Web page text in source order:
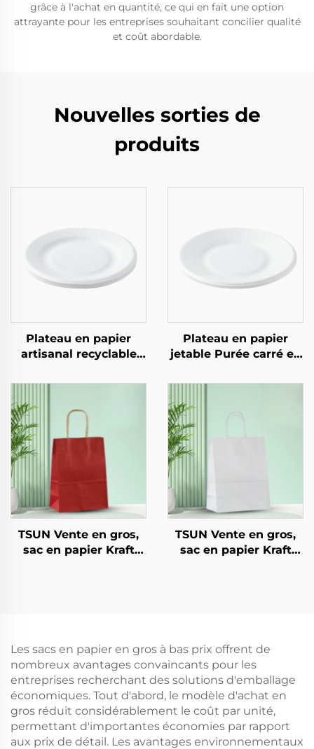
grâce à l'achat en quantité, ce qui en fait une option
attrayante pour les entreprises souhaitant concilier qualité
et coût abordable.
Nouvelles sorties de
produits
Plateau en papier
artisanal recyclable
collations, sushis,
pizzas, pains, bonbons,
chocolats, hamburgers
- pour traiteur et
artisanat
Plateau en papier
jetable Purée carré en
salade, collation, sushi,
bonbons, chocolat,
biscuits, nourriture
pour animaux, etc.
TSUN Vente en gros,
sac en papier Kraft
TSUN Vente en gros,
sac en papier Kraft
Les sacs en papier en gros à bas prix offrent de
nombreux avantages convaincants pour les
entreprises recherchant des solutions d'emballage
économiques. Tout d'abord, le modèle d'achat en
gros réduit considérablement le coût par unité,
permettant d'importantes économies par rapport
aux prix de détail. Les avantages environnementaux